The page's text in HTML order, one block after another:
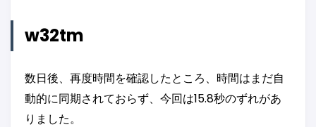
w32tm
数日後、再度時間を確認したところ、時間はまだ自
動的に同期されておらず、今回は15.8秒のずれがあ
りました。